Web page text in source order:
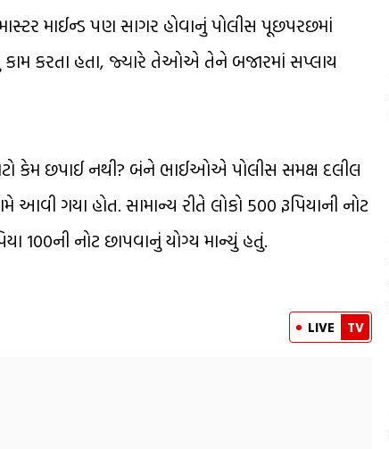
માઈન્ડ પણ સાગર હોવાનું પોલીસ પૂછપરછમાં
કરતા હતા, જ્યારે તેઓએ તેને બજારમાં સપ્લાય
કેમ છપાઈ નથી? બંને ભાઈઓએ પોલીસ સમક્ષ દલીલ
ગયા હોત. સામાન્ય રીતે લોકો 500 રૂપિયાની નોટ
100ની નોટ છાપવાનું યોગ્ય માન્યું હતું.
LIVE TV